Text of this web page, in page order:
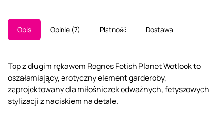
Opis Opinie 7 Płatność Dostawa
Top z długim rękawem Regnes Fetish Planet Wetlook to
oszałamiający, erotyczny element garderoby,
zaprojektowany dla miłośniczek odważnych, fetyszowych
stylizacji z naciskiem na detale.